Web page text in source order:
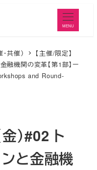
MENU
共催）
【主催/限定】
融機関の変革【第1部】ー
and Round-
）#02 ト
と金融機